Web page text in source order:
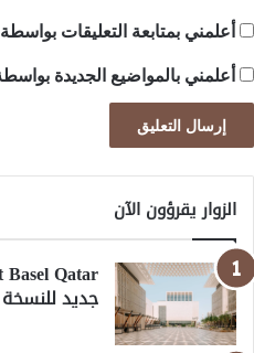
أعلمني بمتابعة التعليقات بواسطة
أعلمني بالمواضيع الجديدة
الزوار يقرؤون الآن
جديد للنسخة